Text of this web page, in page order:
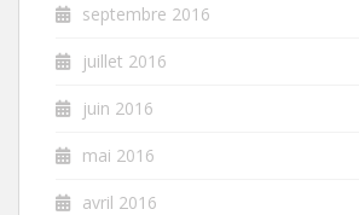
septembre 2016
juillet 2016
juin 2016
mai 2016
avril 2016